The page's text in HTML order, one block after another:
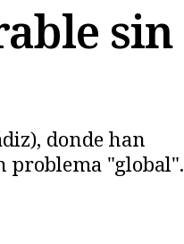
sin
donde han
problema "global".